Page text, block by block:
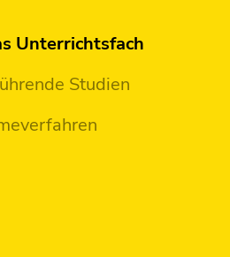
Unterrichtsfach
Studien